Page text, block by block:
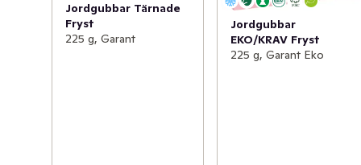
Jordgubbar Tärnade
Fryst
225 g, Garant
Jordgubbar
EKO/KRAV Fryst
225 g, Garant Eko